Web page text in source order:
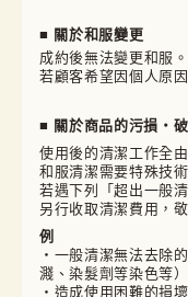
■ 關於和服變更
成約後無法變更和服。
若顧客希望因個人原
■ 關於商品的污損・
使用後的清潔工作全
和服清潔需要特殊技
若遇下列「超出一般
另行收取清潔費用，
例
・一般清潔無法去除
濺、染髮劑等染色等）
・造成使用困難的損